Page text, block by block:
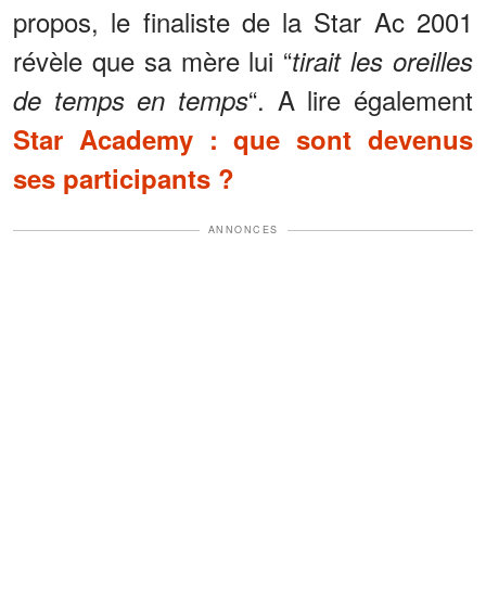
propos, le finaliste de la Star Ac 2001
révèle que sa mère lui “tirait les oreilles
de temps en temps“. A lire également
Star Academy : que sont devenus
ses participants ?
ANNONCES